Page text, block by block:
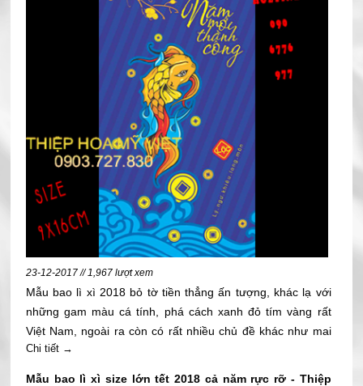
23-12-2017 // 1,967 lượt xem
Mẫu bao lì xì 2018 bỏ tờ tiền thẳng ấn tượng, khác lạ với
những gam màu cá tính, phá cách xanh đỏ tím vàng rất
Việt Nam, ngoài ra còn có rất nhiều chủ đề khác như mai
đào, những bức tranh dân gian sống động, những linh vật
Chi tiết →
Mẫu bao lì xì size lớn tết 2018 cả năm rực rỡ - Thiệp